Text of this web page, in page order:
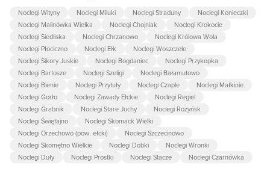
Noclegi Wityny Noclegi Miluki Noclegi Straduny
Noclegi Konieczki
Noclegi Malinówka Wielka
Noclegi Chojniak
Noclegi Krokocie
Noclegi Siedliska
Noclegi Chrzanowo
Noclegi Królowa Wola
Noclegi Płociczno
Noclegi Ełk
Noclegi Woszczele
Noclegi Sikory Juskie
Noclegi Bogdaniec
Noclegi Przykopka
Noclegi Bartosze
Noclegi Szeligi
Noclegi Bałamutowo
Noclegi Bienie
Noclegi Przytuły Noclegi Czaple
Noclegi Małkinie
Noclegi Gorło
Noclegi Zawady Ełckie
Noclegi Regiel
Noclegi Grabnik
Noclegi Stare Juchy
Noclegi Rożyńsk
Noclegi Świętajno
Noclegi Skomack Wielki
Noclegi Orzechowo (pow. ełcki)
Noclegi Szczecinowo
Noclegi Skomętno Wielkie
Noclegi Dobki
Noclegi Wronki
Noclegi Duły
Noclegi Prostki Noclegi Stacze Noclegi Czarnówka